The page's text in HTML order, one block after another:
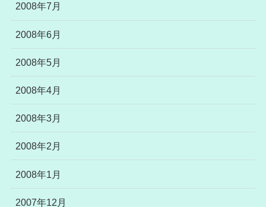
2008年7月
2008年6月
2008年5月
2008年4月
2008年3月
2008年2月
2008年1月
2007年12月